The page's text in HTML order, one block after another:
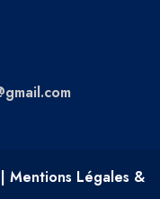
Mentions Légales &